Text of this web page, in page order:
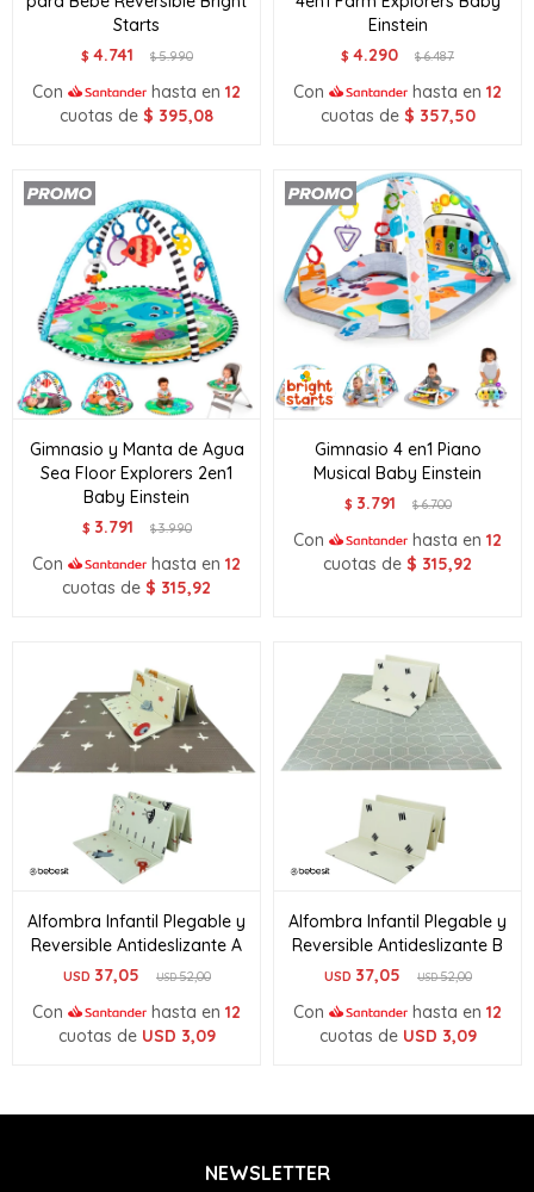
Starts
$ 4.741 $5.990
Con hasta en 12
cuotas de $ 395,08
Einstein
$ 4.290 $6.487
Con hasta en 12
cuotas de $ 357,50
Gimnasio y Manta de Agua
Sea Floor Explorers 2en1
Baby Einstein
$ 3.791 $3.990
Con hasta en 12
cuotas de $ 315,92
Gimnasio 4 en1 Piano
Musical Baby Einstein
$ 3.791 $6.700
Con hasta en 12
cuotas de $ 315,92
Alfombra Infantil Plegable y
Reversible Antideslizante A
USD 37,05 USD52,00
Con hasta en 12
cuotas de USD 3,09
Alfombra Infantil Plegable y
Reversible Antideslizante B
USD 37,05 USD52,00
Con hasta en 12
cuotas de USD 3,09
NEWSLETTER